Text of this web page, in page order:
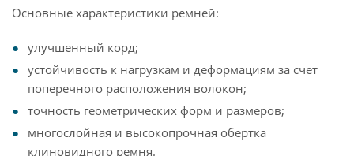
Основные характеристики ремней:
улучшенный корд;
устойчивость к нагрузкам и деформациям за счет
поперечного расположения волокон;
точность геометрических форм и размеров;
многослойная и высокопрочная обертка
клиновидного ремня.